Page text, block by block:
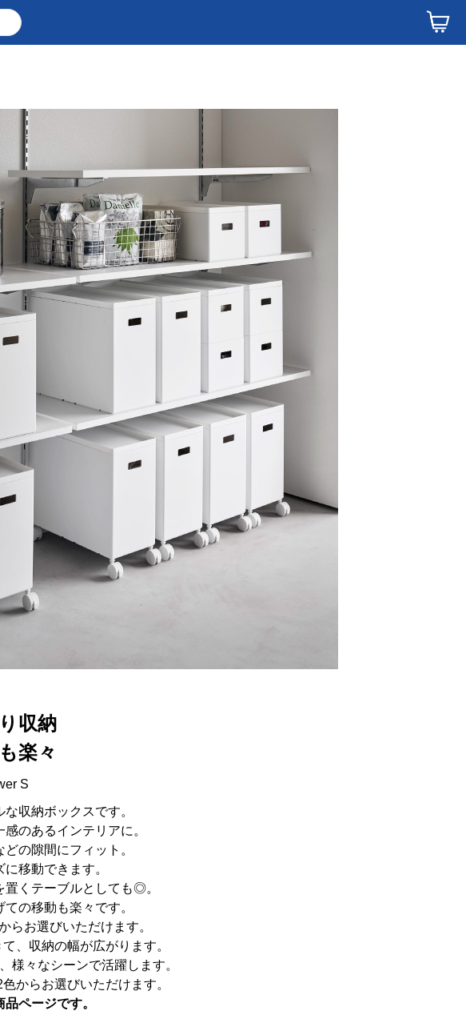
収納
楽々
S
収納ボックスです。
のあるインテリアに。
の隙間にフィット。
移動できます。
くテーブルとしても◎。
の移動も楽々です。
らお選びいただけます。
、収納の幅が広がります。
様々なシーンで活躍します。
からお選びいただけます。
ページです。